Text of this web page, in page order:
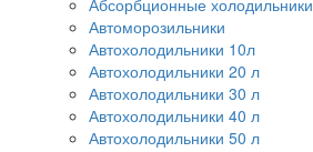
Абсорбционные холодильники
Автоморозильники
Автохолодильники 10л
Автохолодильники 20 л
Автохолодильники 30 л
Автохолодильники 40 л
Автохолодильники 50 л